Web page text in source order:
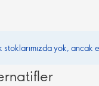
stoklarımızda yok,